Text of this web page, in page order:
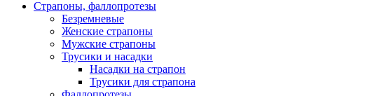
Страпоны, фаллопротезы
Безремневые
Женские страпоны
Мужские страпоны
Трусики и насадки
Насадки на страпон
Трусики для страпона